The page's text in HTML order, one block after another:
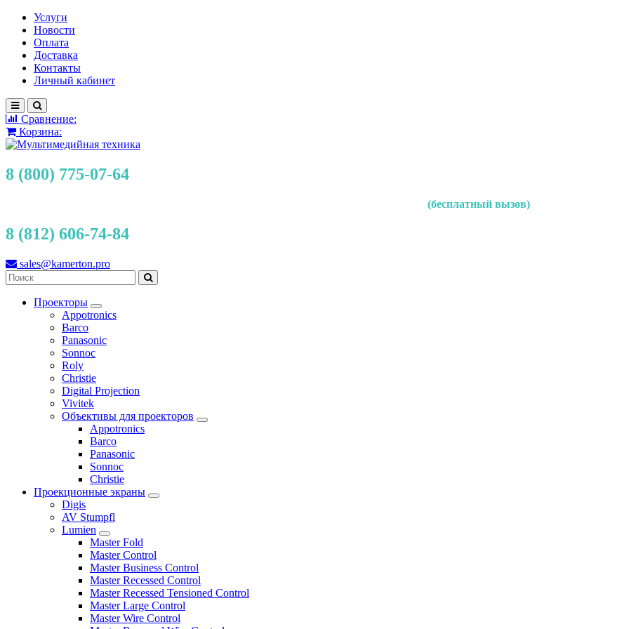
Услуги
Новости
Оплата
Доставка
Контакты
Личный кабинет
Сравнение:
Корзина:
8 (800) 775-07-64
(бесплатный вызов)
8 (812) 606-74-84
sales@kamerton.pro
Проекторы
Appotronics
Barco
Panasonic
Sonnoc
Roly
Christie
Digital Projection
Vivitek
Объективы для проекторов
Appotronics
Barco
Panasonic
Sonnoc
Сhristie
Проекционные экраны
Digis
AV Stumpfl
Lumien
Master Fold
Master Control
Master Business Control
Master Recessed Control
Master Recessed Tensioned Control
Master Large Control
Master Wire Control